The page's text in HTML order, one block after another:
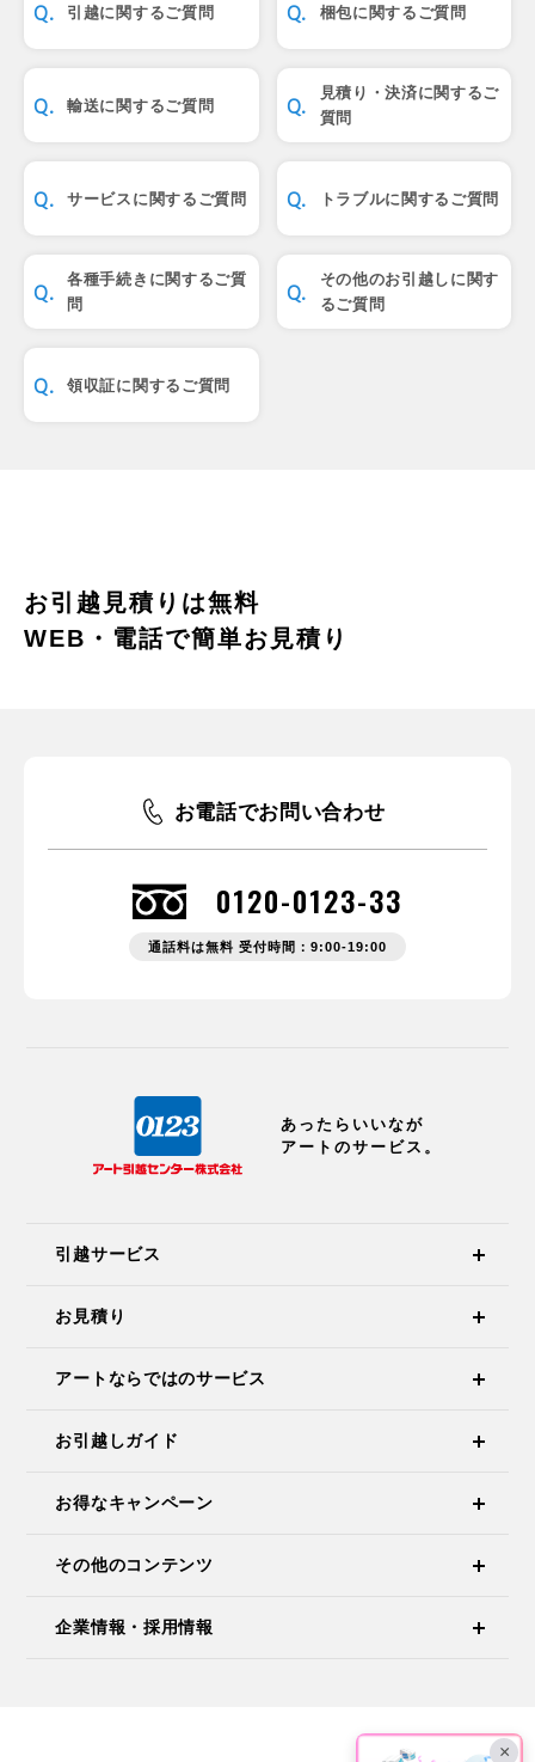
×
引越に関するご質問 梱包に関するご質問
輸送に関するご質問
見積り・決済に関するご
質問
サービスに関するご質問 トラブルに関するご質問
各種手続きに関するご質
問
その他のお引越しに関す
るご質問
領収証に関するご質問
お引越見積りは無料
WEB・電話で簡単お見積り
お電話でお問い合わせ
0120-0123-33
通話料は無料 受付時間：9:00-19:00
あったらいいなが
アートのサービス。
引越サービス
お見積り
アートならではのサービス
お引越しガイド
お得なキャンペーン
その他のコンテンツ
企業情報・採用情報